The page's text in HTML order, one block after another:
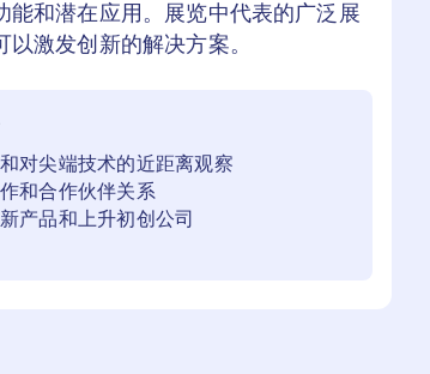
能和潜在应用。展览中代表的广泛展
以激发创新的解决方案。
对尖端技术的近距离观察
和合作伙伴关系
产品和上升初创公司